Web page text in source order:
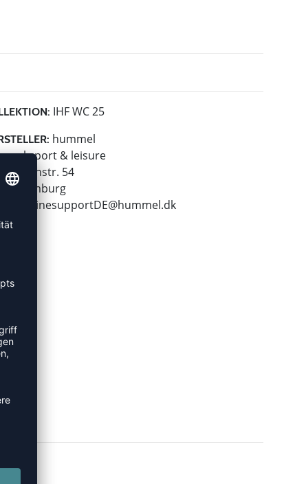
IHF WC 25
hummel
sport & leisure
54
Hamburg
onlinesupportDE@hummel.dk